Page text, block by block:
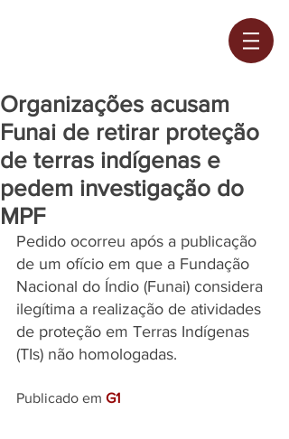
Organizações acusam
Funai de retirar proteção
de terras indígenas e
pedem investigação do
MPF
Pedido ocorreu após a publicação
de um ofício em que a Fundação
Nacional do Índio (Funai) considera
ilegítima a realização de atividades
de proteção em Terras Indígenas
(TIs) não homologadas.
Publicado em G1